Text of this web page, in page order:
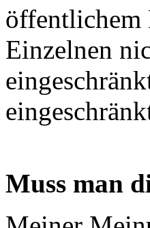
öffentlichem
Einzelnen
Muss man